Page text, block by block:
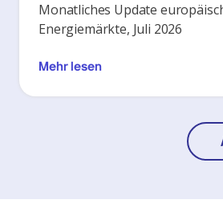
Monatliches Update
Energiemärkte, Juli 2026
Mehr lesen